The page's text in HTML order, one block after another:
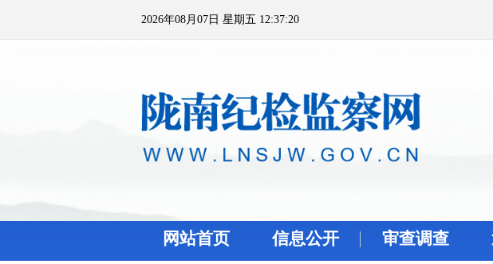
2026年08月07日 星期五 12:37:20
网站首页 信息公开 审查调查